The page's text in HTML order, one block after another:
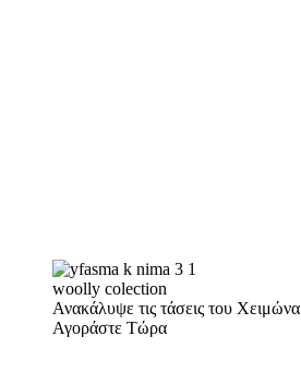
woolly colection
Ανακάλυψε τις τάσεις του Χειμώνα
Αγοράστε Τώρα